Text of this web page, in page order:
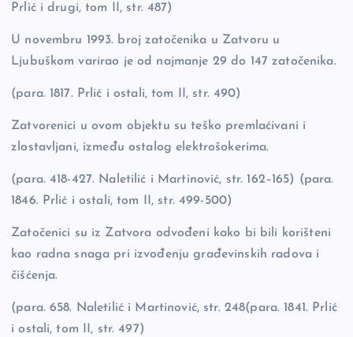
Prlić i drugi, tom II, str. 487)
U novembru 1993. broj zatočenika u Zatvoru u
Ljubuškom varirao je od najmanje 29 do 147 zatočenika.
(para. 1817. Prlić i ostali, tom II, str. 490)
Zatvorenici u ovom objektu su teško premlaćivani i
zlostavljani, između ostalog elektrošokerima.
(para. 418-427. Naletilić i Martinović, str. 162–165) (para.
1846. Prlić i ostali, tom II, str. 499-500)
Zatočenici su iz Zatvora odvođeni kako bi bili korišteni
kao radna snaga pri izvođenju građevinskih radova i
čišćenja.
(para. 658. Naletilić i Martinović, str. 248(para. 1841. Prlić
i ostali, tom II, str. 497)